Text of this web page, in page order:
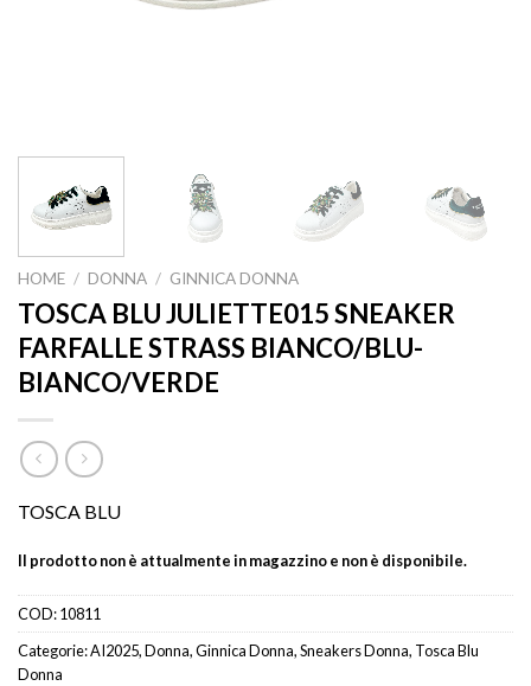
HOME / DONNA / GINNICA DONNA
TOSCA BLU JULIETTE015 SNEAKER
FARFALLE STRASS BIANCO/BLU-
BIANCO/VERDE
TOSCA BLU
Il prodotto non è attualmente in magazzino e non è disponibile.
COD:10811
Categorie:AI2025,Donna,Ginnica Donna,Sneakers Donna, Tosca Blu
Donna